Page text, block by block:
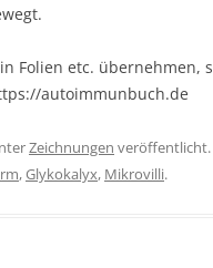
Folien etc. übernehmen,
autoimmunbuch.de
Zeichnungen veröffentlicht.
,Glykokalyx, Mikrovilli.